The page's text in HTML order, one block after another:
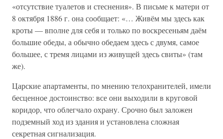
«отсутствие туалетов и стеснения». В письме к матери от
8 октября 1886 г. она сообщает: «… Живём мы здесь как
кроты — вполне для себя и только по воскресеньям даём
большие обеды, а обычно обедаем здесь с двумя, самое
большее, с тремя лицами из живущей здесь свиты» (там
же).
Царские апартаменты, по мнению телохранителей, имели
бесценное достоинство: все они выходили в круговой
коридор, что облегчало охрану. Срочно был заложен
подземный ход из здания и установлена сложная
секретная сигнализация.